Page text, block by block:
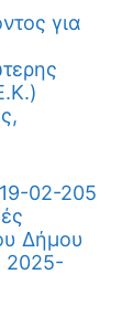
για
02-205
Δήμου
2025-